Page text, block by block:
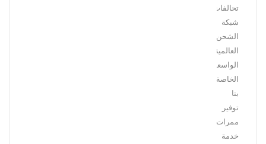
تحالفات
شبكة
الشحن
العالمية
الواسعة
الخاصة
بنا
توفير
ممرات
خدمة